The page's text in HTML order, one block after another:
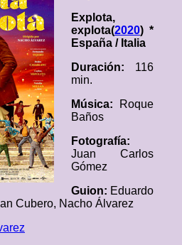
Explota,
explota(2020) *
España / Italia
Duración: 116
min.
Música: Roque
Baños
Fotografía:
Juan Carlos
Gómez
Guion: Eduardo
Cubero, Nacho Álvarez